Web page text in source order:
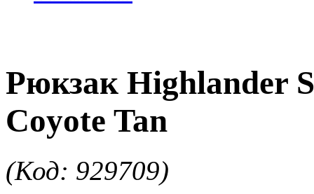
Рюкзак Highlander
Coyote Tan
(Код: 929709)